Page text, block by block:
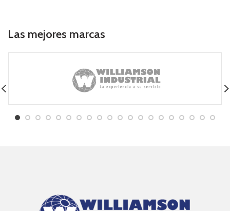
Las mejores marcas